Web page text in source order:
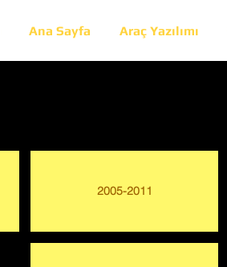
Ana Sayfa Araç Yazılımı
2005-2011